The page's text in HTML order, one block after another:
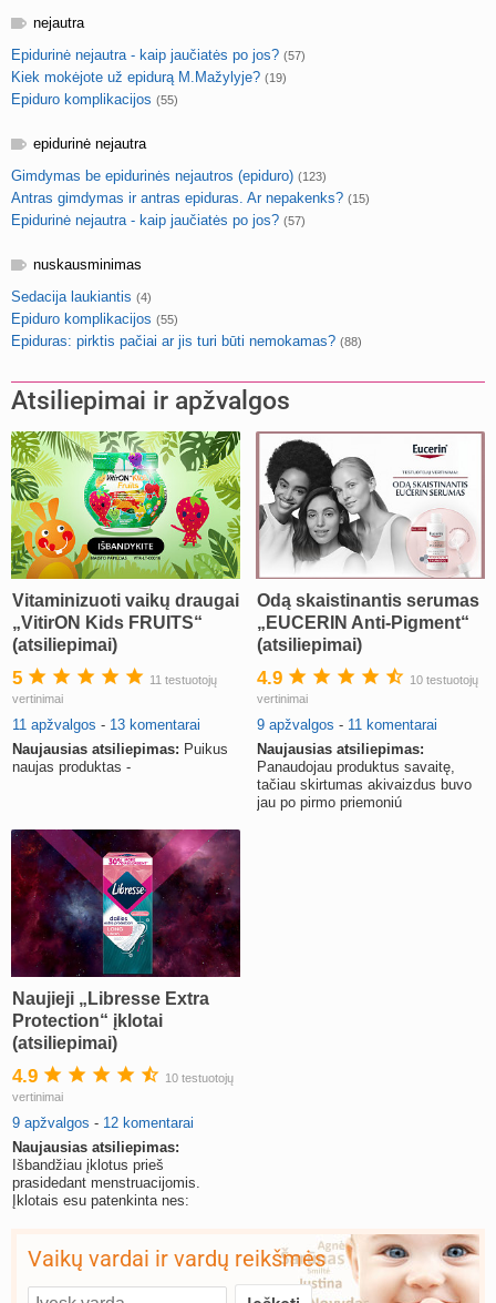
nejautra
Epidurinė nejautra - kaip jaučiatės po jos? (57)
Kiek mokėjote už epidurą M.Mažylyje? (19)
Epiduro komplikacijos (55)
epidurinė nejautra
Gimdymas be epidurinės nejautros (epiduro) (123)
Antras gimdymas ir antras epiduras. Ar nepakenks? (15)
Epidurinė nejautra - kaip jaučiatės po jos? (57)
nuskausminimas
Sedacija laukiantis (4)
Epiduro komplikacijos (55)
Epiduras: pirktis pačiai ar jis turi būti nemokamas? (88)
Atsiliepimai ir apžvalgos
Vitaminizuoti vaikų draugai
„VitirON Kids FRUITS“
(atsiliepimai)
5
11 testuotojų
vertinimai
11 apžvalgos - 13 komentarai
Naujausias atsiliepimas: Puikus
naujas produktas -
Odą skaistinantis serumas
„EUCERIN Anti-Pigment“
(atsiliepimai)
4.9
10 testuotojų
vertinimai
9 apžvalgos - 11 komentarai
Naujausias atsiliepimas:
Panaudojau produktus savaitę,
tačiau skirtumas akivaizdus buvo
jau po pirmo priemoniú
Naujieji „Libresse Extra
Protection“ įklotai
(atsiliepimai)
4.9
10 testuotojų
vertinimai
9 apžvalgos - 12 komentarai
Naujausias atsiliepimas:
Išbandžiau įklotus prieš
prasidedant menstruacijomis.
Įklotais esu patenkinta nes:
Vaikų vardai ir vardų reikšmės